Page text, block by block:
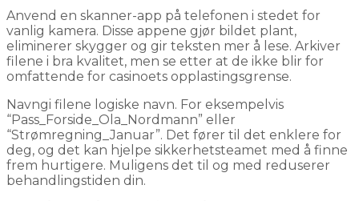
Anvend en skanner-app på telefonen i stedet for
vanlig kamera. Disse appene gjør bildet plant,
eliminerer skygger og gir teksten mer å lese. Arkiver
filene i bra kvalitet, men se etter at de ikke blir for
omfattende for casinoets opplastingsgrense.
Navngi filene logiske navn. For eksempelvis
“Pass_Forside_Ola_Nordmann” eller
“Strømregning_Januar”. Det fører til det enklere for
deg, og det kan hjelpe sikkerhetsteamet med å finne
frem hurtigere. Muligens det til og med reduserer
behandlingstiden din.